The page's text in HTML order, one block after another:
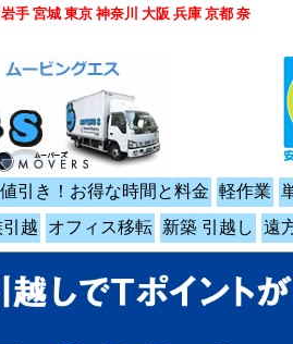
引き！お得な時間と料金 軽作業
越 オフィス移転 新築 引越し 遠
手 宮城 東京 神奈川 大阪 兵庫 京都 奈